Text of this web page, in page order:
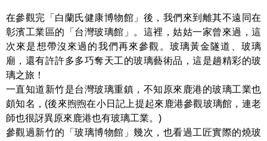
在參觀完「白蘭氏健康博物館」後，我們來到離其不遠同在
彰濱工業區的「台灣玻璃館」。這裡，姑姑一家曾來過，這
次來是想帶沒來過的我們再來參觀。玻璃黃金隧道、玻璃
廟，還有許許多多巧奪天工的玻璃藝術品，這是趟精彩的玻
璃之旅！
一直知道新竹是台灣玻璃重鎮，不知原來鹿港的玻璃工業也
頗知名，(後來煦煦在小日記上提起來鹿港參觀玻璃館，連老
師也很訝異原來鹿港也有玻璃工業。)
參觀過新竹的「玻璃博物館」幾次，也看過工匠實際的燒玻